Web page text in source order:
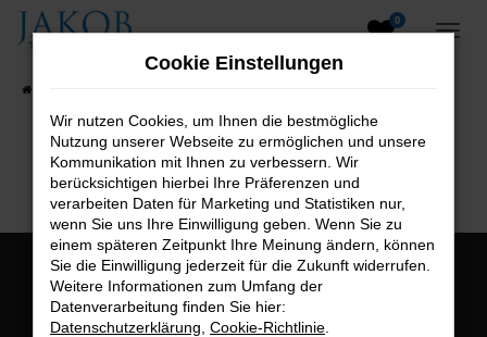
Zum
0
B2B-Shop
Öffnungszeiten:
Montag bis Freitag:
Cookie Einstellungen
Wir nutzen Cookies, um Ihnen die bestmögliche
Nutzung unserer Webseite zu ermöglichen und unsere
Kommunikation mit Ihnen zu verbessern. Wir
berücksichtigen hierbei Ihre Präferenzen und
verarbeiten Daten für Marketing und Statistiken nur,
wenn Sie uns Ihre Einwilligung geben. Wenn Sie zu
einem späteren Zeitpunkt Ihre Meinung ändern, können
Sie die Einwilligung jederzeit für die Zukunft widerrufen.
Weitere Informationen zum Umfang der
Datenverarbeitung finden Sie hier:
Datenschutzerklärung Cookie-Richtlinie